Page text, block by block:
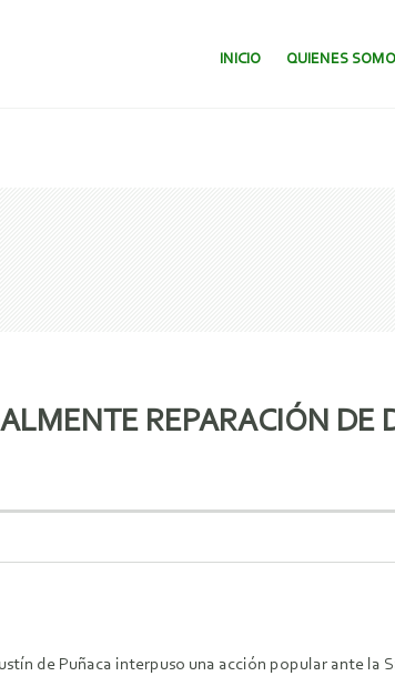
SALTAR AL CONTENIDO.
INICIO QUIENES
REPARACIÓN DE
de Puñaca interpuso una acción popular ante